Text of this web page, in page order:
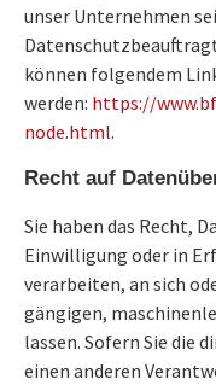
unser Unternehmen
können folgendem
werden: https://
node.html.
Recht auf
Sie haben das Recht,
Einwilligung oder in
verarbeiten, an sich
gängigen,
lassen. Sofern Sie die
einen anderen